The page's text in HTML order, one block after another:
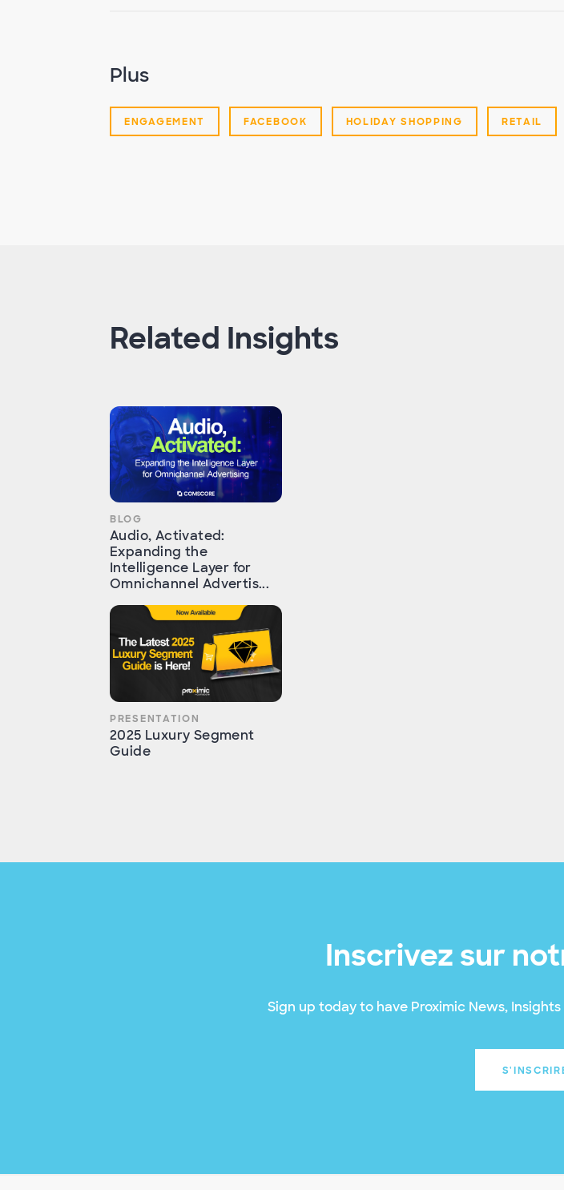
Plus
ENGAGEMENT FACEBOOK HOLIDAY SHOPPING RETAIL
Related Insights
BLOG
Audio, Activated:
Expanding the
Intelligence Layer for
Omnichannel Advertis...
PRESENTATION
2025 Luxury Segment
Guide
Inscrivez sur
Sign up today to have Proximic News,